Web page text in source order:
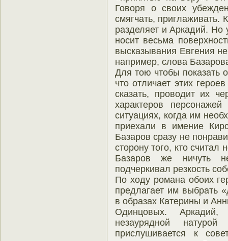
Говоря о своих
смягчать, приглаживать.
разделяет и Аркадий. Но
носит весьма
высказывания Евгения
например, слова
Для тою чтобы показать
что отличает этих
сказать, проводит их
характеров
ситуациях, когда им
приехали в имение
Базаров сразу не
сторону того, кто считал
Базаров же ничуть
подчеркивал резкость
По ходу романа обоих
предлагает им выбрать
в образах Катерины и
Одинцовых.
незаурядной
прислушивается к